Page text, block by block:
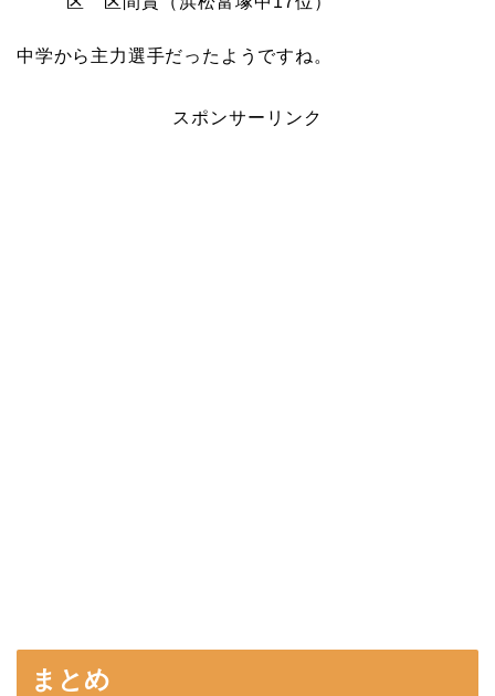
中学から主力選手だったようですね。
スポンサーリンク
まとめ